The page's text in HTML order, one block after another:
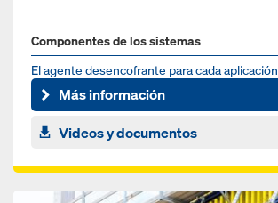
Componentes de los sistemas
El agente desencofrante para cada aplicación
Más información
Videos y documentos